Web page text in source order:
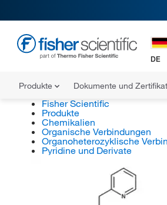
DE
Produkte Dokumente und
Fisher Scientific
Produkte
Chemikalien
Organische Verbindungen
Organoheterozyklische
Pyridine und Derivate